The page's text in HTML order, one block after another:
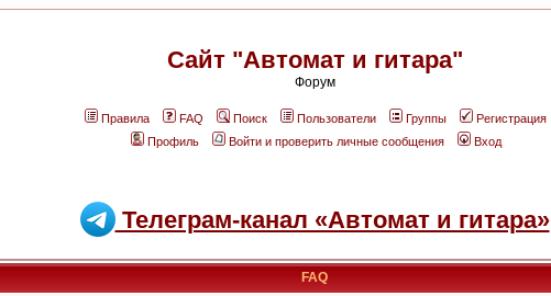
Сайт "Автомат и гитара"
Форум
Правила FAQ Поиск Пользователи Группы
Регистрация
Профиль
Войти и проверить личные сообщения Вход
Телеграм-канал «Автомат и гитара»
FAQ